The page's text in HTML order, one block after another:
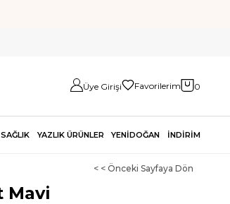
Üye Girişi Favorilerim 0
SAĞLIK YAZLIK ÜRÜNLER YENİDOĞAN İNDİRİM
< < Önceki Sayfaya Dön
Mavi